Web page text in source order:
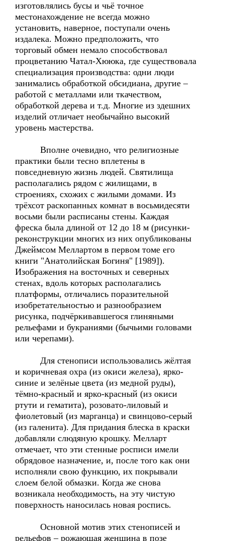
изготовлялись бусы и чьё точное
местонахождение не всегда можно
установить, наверное, поступали очень
издалека. Можно предположить, что
торговый обмен немало способствовал
процветанию Чатал-Хююка, где существовала
специализация производства: одни люди
занимались обработкой обсидиана, другие –
работой с металлами или ткачеством,
обработкой дерева и т.д. Многие из здешних
изделий отличает необычайно высокий
уровень мастерства.
Вполне очевидно, что религиозные
практики были тесно вплетены в
повседневную жизнь людей. Святилища
располагались рядом с жилищами, в
строениях, схожих с жилыми домами. Из
трёхсот раскопанных комнат в восьмидесяти
восьми были расписаны стены. Каждая
фреска была длиной от 12 до 18 м (рисунки-
реконструкции многих из них опубликованы
Джеймсом Меллартом в первом томе его
книги "Анатолийская Богиня" [1989]).
Изображения на восточных и северных
стенах, вдоль которых располагались
платформы, отличались поразительной
изобретательностью и разнообразием
рисунка, подчёркивавшегося глиняными
рельефами и букраниями (бычьими головами
или черепами).
Для стенописи использовались жёлтая
и коричневая охра (из окиси железа), ярко-
синие и зелёные цвета (из медной руды),
тёмно-красный и ярко-красный (из окиси
ртути и гематита), розовато-лиловый и
фиолетовый (из марганца) и свинцово-серый
(из галенита). Для придания блеска в краски
добавляли слюдяную крошку. Мелларт
отмечает, что эти стенные росписи имели
обрядовое назначение, и, после того как они
исполняли свою функцию, их покрывали
слоем белой обмазки. Когда же снова
возникала необходимость, на эту чистую
поверхность наносилась новая роспись.
Основной мотив этих стенописей и
рельефов – рожающая женщина в позе